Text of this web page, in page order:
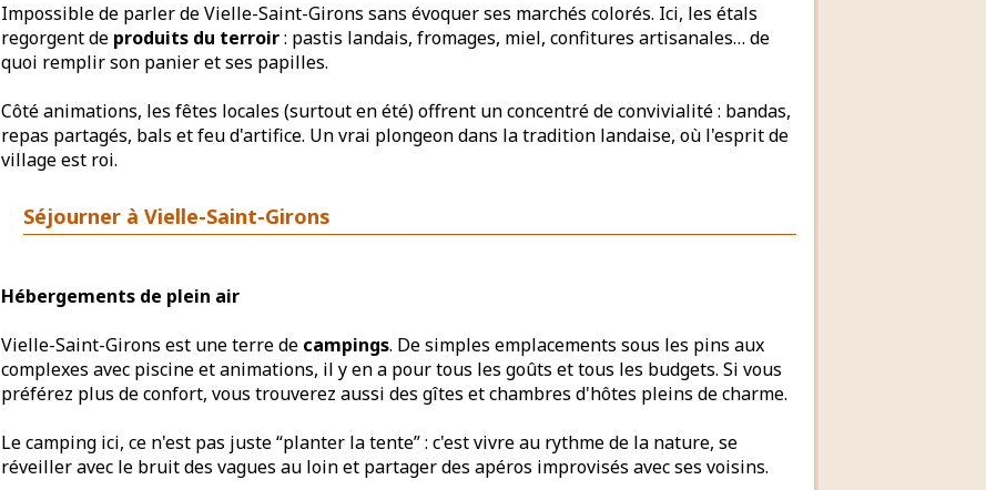
Impossible de parler de Vielle-Saint-Girons sans évoquer ses marchés colorés. Ici, les étals
regorgent de produits du terroir: pastis landais, fromages, miel, confitures artisanales… de
quoi remplir son panier et ses papilles.
Côté animations, les fêtes locales (surtout en été) offrent un concentré de convivialité : bandas,
repas partagés, bals et feu d'artifice. Un vrai plongeon dans la tradition landaise, où l'esprit de
village est roi.
Séjourner à Vielle-Saint-Girons
Hébergements de plein air
Vielle-Saint-Girons est une terre de campings. De simples emplacements sous les pins aux
complexes avec piscine et animations, il y en a pour tous les goûts et tous les budgets. Si vous
préférez plus de confort, vous trouverez aussi des gîtes et chambres d'hôtes pleins de charme.
Le camping ici, ce n'est pas juste “planter la tente” : c'est vivre au rythme de la nature, se
réveiller avec le bruit des vagues au loin et partager des apéros improvisés avec ses voisins.